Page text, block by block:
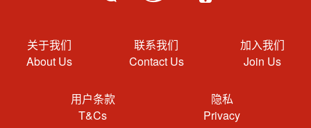
关于我们
About Us
联系我们
Contact Us
加入我们
Join Us
用户条款
T&Cs
隐私
Privacy